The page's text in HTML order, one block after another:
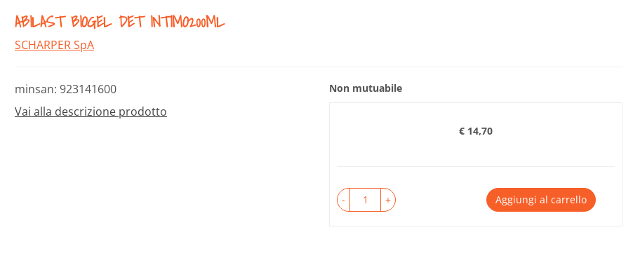
ABILAST BIOGEL DET INTIMO200ML
SCHARPER SpA
minsan: 923141600
Vai alla descrizione prodotto
Non mutuabile
Prezzo
€ 14,70
- + Aggiungi al carrello